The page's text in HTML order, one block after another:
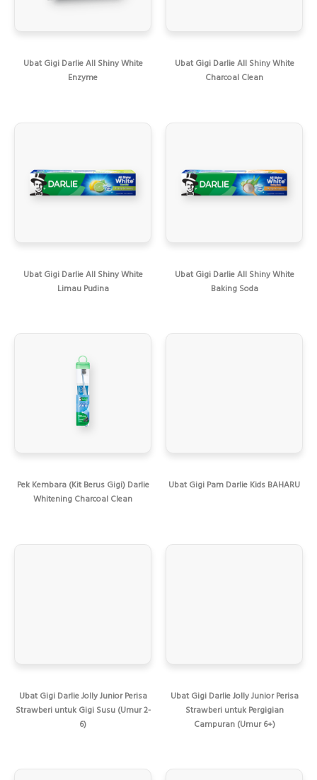
Ubat Gigi Darlie All Shiny White
Enzyme
Ubat Gigi Darlie All Shiny White
Charcoal Clean
Ubat Gigi Darlie All Shiny White
Limau Pudina
Ubat Gigi Darlie All Shiny White
Baking Soda
Pek Kembara (Kit Berus Gigi) Darlie
Whitening Charcoal Clean
Ubat Gigi Pam Darlie Kids BAHARU
Ubat Gigi Darlie Jolly Junior Perisa
Strawberi untuk Gigi Susu (Umur 2-
6)
Ubat Gigi Darlie Jolly Junior Perisa
Strawberi untuk Pergigian
Campuran (Umur 6+)